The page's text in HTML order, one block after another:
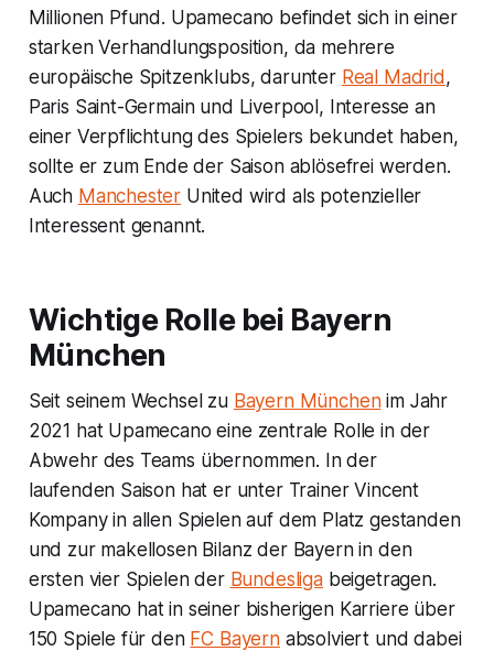
Millionen Pfund. Upamecano befindet sich in einer
starken Verhandlungsposition, da mehrere
europäische Spitzenklubs, darunter Real Madrid,
Paris Saint-Germain und Liverpool, Interesse an
einer Verpflichtung des Spielers bekundet haben,
sollte er zum Ende der Saison ablösefrei werden.
Auch Manchester United wird als potenzieller
Interessent genannt.
Wichtige Rolle bei Bayern
München
Seit seinem Wechsel zu Bayern Münchenim Jahr
2021 hat Upamecano eine zentrale Rolle in der
Abwehr des Teams übernommen. In der
laufenden Saison hat er unter Trainer Vincent
Kompany in allen Spielen auf dem Platz gestanden
und zur makellosen Bilanz der Bayern in den
ersten vier Spielen der Bundesligabeigetragen.
Upamecano hat in seiner bisherigen Karriere über
150 Spiele für den FC Bayernabsolviert und dabei